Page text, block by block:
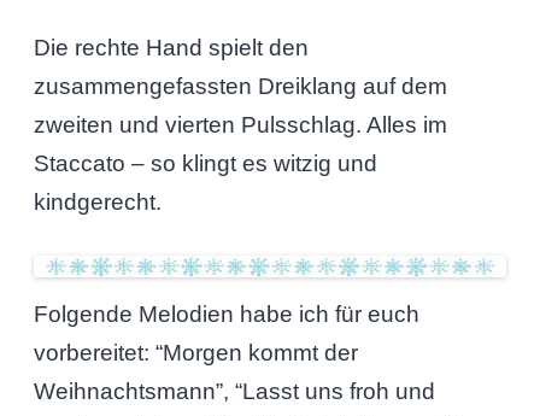
Die rechte Hand spielt den
zusammengefassten Dreiklang auf dem
zweiten und vierten Pulsschlag. Alles im
Staccato – so klingt es witzig und
kindgerecht.
Folgende Melodien habe ich für euch
vorbereitet: “Morgen kommt der
Weihnachtsmann”, “Lasst uns froh und